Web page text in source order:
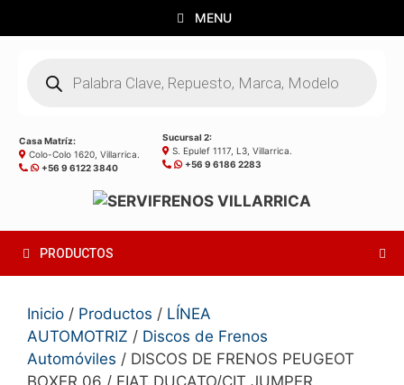
al
MENU
productos
Casa Matríz:
Colo-Colo 1620, Villarrica.
+56 9 6122 3840
Sucursal 2:
S. Epulef 1117, L3, Villarrica.
+56 9 6186 2283
PRODUCTOS
Inicio / Productos / LÍNEA
AUTOMOTRIZ / Discos de Frenos
Automóviles / DISCOS DE FRENOS PEUGEOT
BOXER 06 / FIAT DUCATO/CIT JUMPER